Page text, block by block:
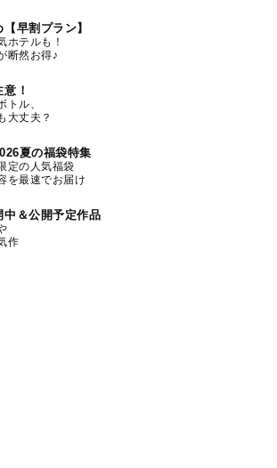
早割プラン】
ホテルも！
断然お得♪
！
トル、
大丈夫？
夏の福袋特集
定の人気福袋
を最速でお届け
中＆公開予定作品
作